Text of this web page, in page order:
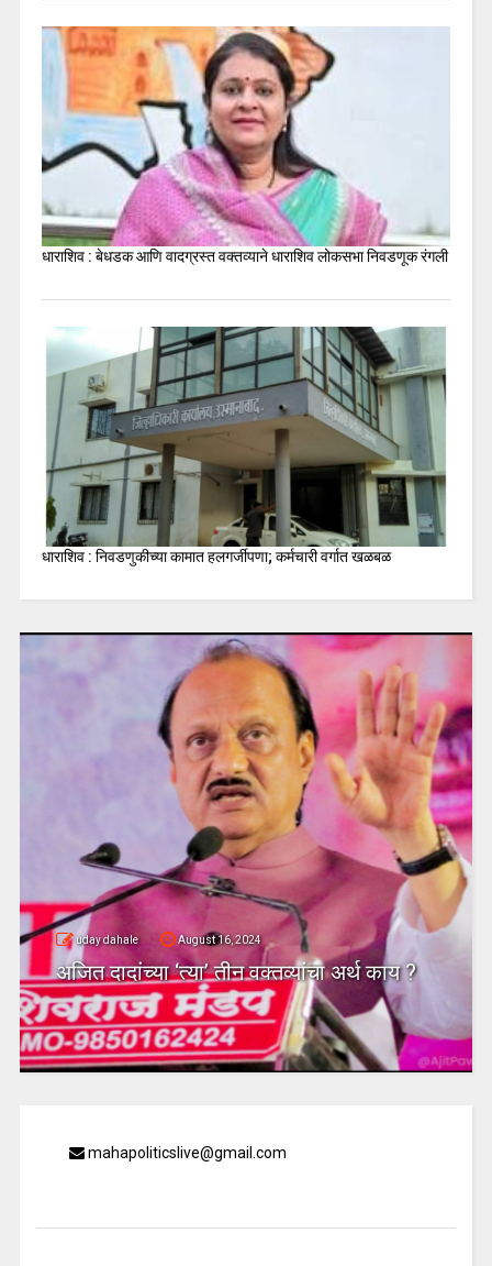
धाराशिव : बेधडक आणि वादग्रस्त वक्तव्याने धाराशिव लोकसभा निवडणूक रंगली
धाराशिव : निवडणुकीच्या कामात हलगर्जीपणा; कर्मचारी वर्गात खळबळ
अर्थ काय ?
uday dahale April 18, 2024
धाराशिव : तीस वर्षे सत्ता
जिल्ह्यतील कॉंग्रेसचा दुसरा बडा
गळाला?
mahapoliticslive@gmail.com